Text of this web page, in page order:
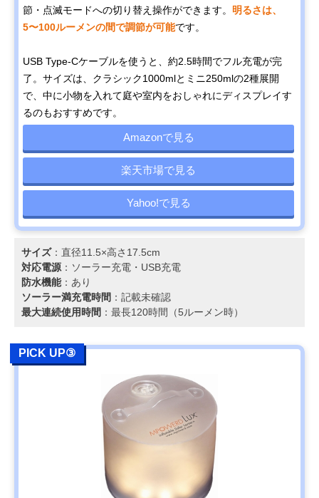
節・点滅モードへの切り替え操作ができます。 明るさは、
5〜100ルーメンの間で調節が可能です。
USB Type-Cケーブルを使うと、約2.5時間でフル充電が完
了。サイズは、クラシック1000mlとミニ250mlの2種展開
で、中に小物を入れて庭や室内をおしゃれにディスプレイす
るのもおすすめです。
Amazonで見る
楽天市場で見る
Yahoo!で見る
サイズ：直径11.5×高さ17.5cm
対応電源：ソーラー充電‎・USB充電
防水機能：あり
ソーラー満充電時間 ：記載未確認
最大連続使用時間 ：最長120時間（5ルーメン時）
PICK UP③